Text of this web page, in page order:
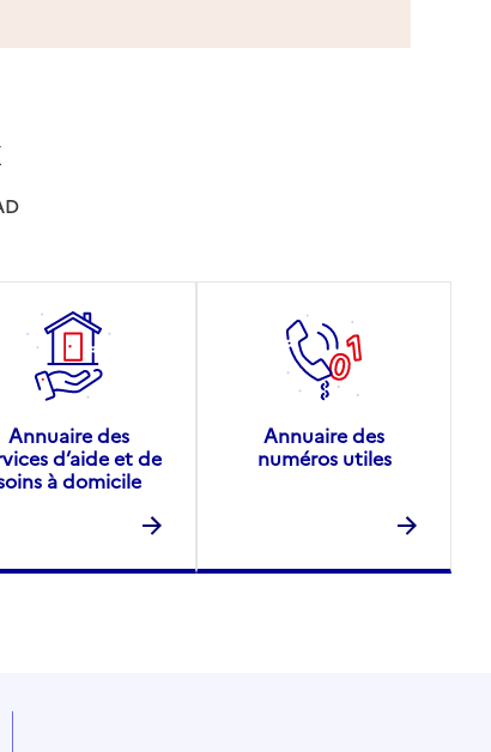
Annuaire des
d’aide et de
à domicile
Annuaire des
numéros utiles